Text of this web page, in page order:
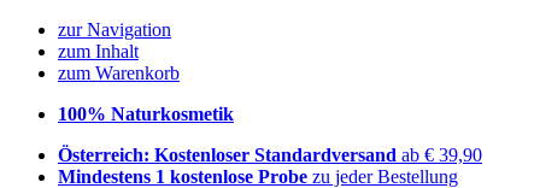
zur Navigation
zum Inhalt
zum Warenkorb
100% Naturkosmetik
Österreich: Kostenloser Standardversand ab € 39,90
Mindestens 1 kostenlose Probe zu jeder Bestellung